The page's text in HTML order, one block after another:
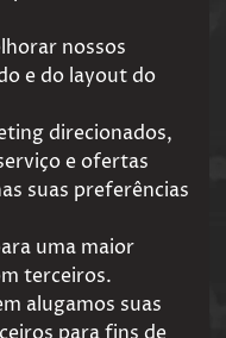
nossos
e do layout do
direcionados,
e ofertas
suas preferências
uma maior
terceiros.
alugamos suas